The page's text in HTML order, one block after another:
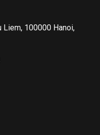
Liem, 100000 Hanoi,